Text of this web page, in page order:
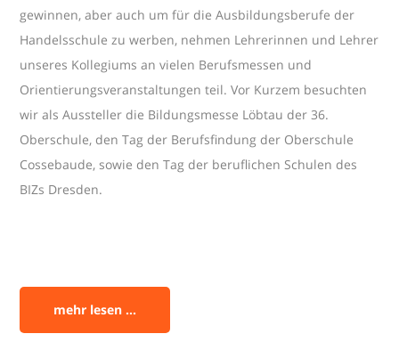
gewinnen, aber auch um für die Ausbildungsberufe der
Handelsschule zu werben, nehmen Lehrerinnen und Lehrer
unseres Kollegiums an vielen Berufsmessen und
Orientierungsveranstaltungen teil. Vor Kurzem besuchten
wir als Aussteller die Bildungsmesse Löbtau der 36.
Oberschule, den Tag der Berufsfindung der Oberschule
Cossebaude, sowie den Tag der beruflichen Schulen des
BIZs Dresden.
mehr lesen ...